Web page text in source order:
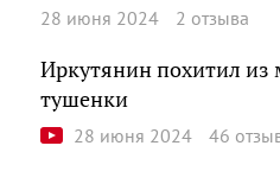
28 июня 2024 2 отзыва
Иркутянин похитил из
тушенки
28 июня 2024 46